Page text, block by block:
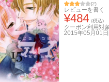
(2)
レビューを書く
¥484 (税込)
クーポン利用対
2015年05月01日